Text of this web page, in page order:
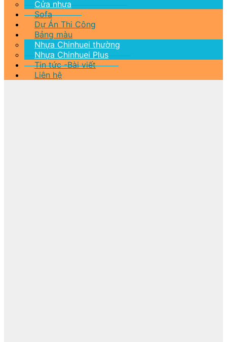
Cửa nhựa
Sofa
Dự Án Thi Công
Bảng màu
Nhựa Chinhuei thường
Nhựa Chinhuei Plus
Tin tức -Bài viết
Liên hệ